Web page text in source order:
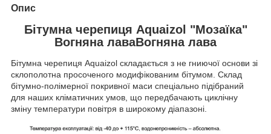
Опис
Бітумна черепиця Aquaizol "Мозаїка"
Вогняна лаваВогняна лава
Бітумна черепиця Aquaizol складається з не гниючої основи зі
склополотна просоченого модифікованим бітумом. Склад
бітумно-полімерної покривної маси спеціально підібраний
для наших кліматичних умов, що передбачають циклічну
зміну температури повітря в широкому діапазоні.